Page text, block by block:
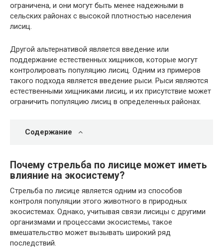
ограничена, и они могут быть менее надежными в
сельских районах с высокой плотностью населения
лисиц.
Другой альтернативой является введение или
поддержание естественных хищников, которые могут
контролировать популяцию лисиц. Одним из примеров
такого подхода является введение рыси. Рыси являются
естественными хищниками лисиц, и их присутствие может
ограничить популяцию лисиц в определенных районах.
Содержание
Почему стрельба по лисице может иметь
влияние на экосистему?
Стрельба по лисице является одним из способов
контроля популяции этого животного в природных
экосистемах. Однако, учитывая связи лисицы с другими
организмами и процессами экосистемы, такое
вмешательство может вызывать широкий ряд
последствий.